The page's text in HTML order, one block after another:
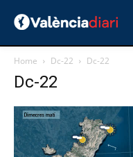
Home Dc-22 Dc-22
Dc-22